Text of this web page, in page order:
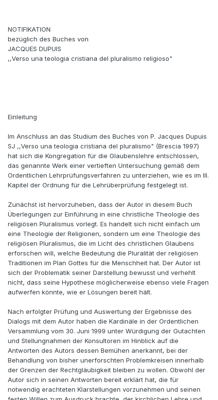
NOTIFIKATION
bezüglich des Buches von
JACQUES DUPUIS
,,Verso una teologia cristiana del pluralismo religioso"
Einleitung
Im Anschluss an das Studium des Buches von P. Jacques Dupuis
SJ ,,Verso una teologia cristiana del pluralismo" (Brescia 1997)
hat sich die Kongregation für die Glaubenslehre entschlossen,
das genannte Werk einer vertieften Untersuchung gemäß dem
Ordentlichen Lehrprüfungsverfahren zu unterziehen, wie es im III.
Kapitel der Ordnung für die Lehrüberprüfung festgelegt ist.
Zunächst ist hervorzuheben, dass der Autor in diesem Buch
Überlegungen zur Einführung in eine christliche Theologie des
religiösen Pluralismus vorlegt. Es handelt sich nicht einfach um
eine Theologie der Religionen, sondern um eine Theologie des
religiösen Pluralismus, die im Licht des christlichen Glaubens
erforschen will, welche Bedeutung die Pluralität der religiösen
Traditionen im Plan Gottes für die Menschheit hat. Der Autor ist
sich der Problematik seiner Darstellung bewusst und verhehlt
nicht, dass seine Hypothese möglicherweise ebenso viele Fragen
aufwerfen könnte, wie er Lösungen bereit hält.
Nach erfolgter Prüfung und Auswertung der Ergebnisse des
Dialogs mit dem Autor haben die Kardinäle in der Ordentlichen
Versammlung vom 30. Juni 1999 unter Würdigung der Gutachten
und Stellungnahmen der Konsultoren im Hinblick auf die
Antworten des Autors dessen Bemühen anerkannt, bei der
Behandlung von bisher unerforschten Problemkreisen innerhalb
der Grenzen der Rechtgläubigkeit bleiben zu wollen. Obwohl der
Autor sich in seinen Antworten bereit erklärt hat, die für
notwendig erachteten Klarstellungen vorzunehmen und seinen